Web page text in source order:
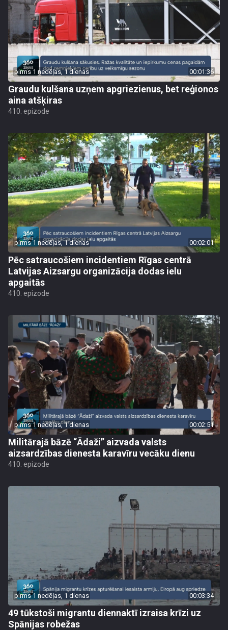
pirms 1 nedēļas, 1 dienas 00:01:36
Graudu kulšana uzņem apgriezienus, bet reģionos
aina atšķiras
410. epizode
pirms 1 nedēļas, 1 dienas 00:02:01
Pēc satraucošiem incidentiem Rīgas centrā
Latvijas Aizsargu organizācija dodas ielu
apgaitās
410. epizode
pirms 1 nedēļas, 1 dienas 00:02:51
Militārajā bāzē “Ādaži” aizvada valsts
aizsardzības dienesta karavīru vecāku dienu
410. epizode
pirms 1 nedēļas, 1 dienas 00:03:34
49 tūkstoši migrantu diennaktī izraisa krīzi uz
Spānijas robežas